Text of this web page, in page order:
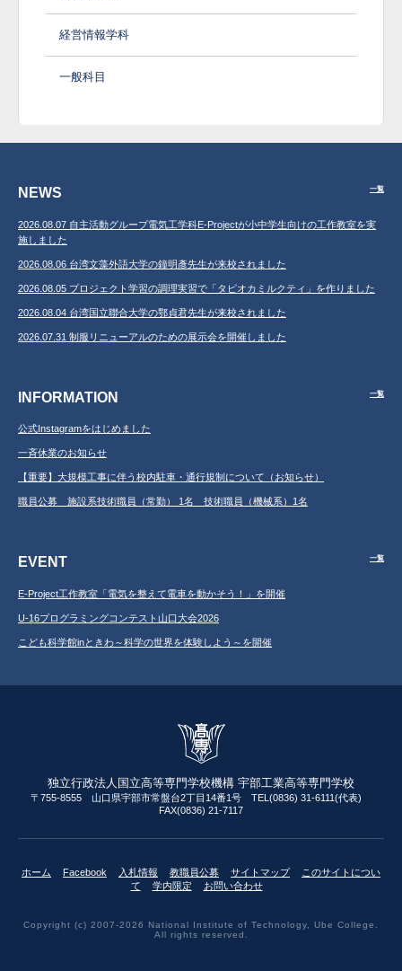
経営情報学科
一般科目
NEWS 一覧
2026.08.07 自主活動グループ電気工学科E-Projectが小中学生向けの工作教室を実
施しました
2026.08.06 台湾文藻外語大学の鐘明彥先生が来校されました
2026.08.05 プロジェクト学習の調理実習で「タピオカミルクティ」を作りました
2026.08.04 台湾国立聯合大学の鄂貞君先生が来校されました
2026.07.31 制服リニューアルのための展示会を開催しました
INFORMATION 一覧
公式Instagramをはじめました
一斉休業のお知らせ
【重要】大規模工事に伴う校内駐車・通行規制について（お知らせ）
職員公募 施設系技術職員（常勤） 1名 技術職員（機械系）1名
EVENT 一覧
E-Project工作教室「電気を整えて電車を動かそう！」を開催
U-16プログラミングコンテスト山口大会2026
こども科学館inときわ～科学の世界を体験しよう～を開催
独立行政法人国立高等専門学校機構 宇部工業高等専門学校
〒755-8555 山口県宇部市常盤台2丁目14番1号 TEL(0836) 31-6111(代表)
FAX(0836) 21-7117
ホーム Facebook 入札情報 教職員公募 サイトマップ
このサイトについ
て
学内限定 お問い合わせ
Copyright (c) 2007-2026 National Institute of Technology, Ube College.
All rights reserved.